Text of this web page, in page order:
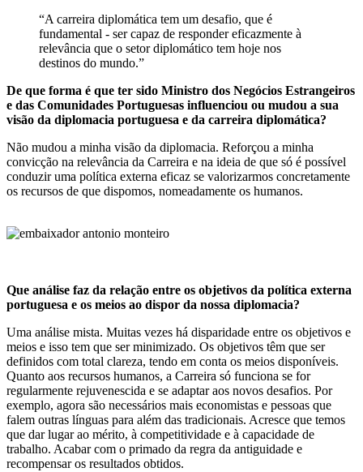
“A carreira diplomática tem um desafio, que é
fundamental - ser capaz de responder eficazmente à
relevância que o setor diplomático tem hoje nos
destinos do mundo.”
De que forma é que ter sido Ministro dos Negócios Estrangeiros
e das Comunidades Portuguesas influenciou ou mudou a sua
visão da diplomacia portuguesa e da carreira diplomática?
Não mudou a minha visão da diplomacia. Reforçou a minha
convicção na relevância da Carreira e na ideia de que só é possível
conduzir uma política externa eficaz se valorizarmos concretamente
os recursos de que dispomos, nomeadamente os humanos.
Que análise faz da relação entre os objetivos da política externa
portuguesa e os meios ao dispor da nossa diplomacia?
Uma análise mista. Muitas vezes há disparidade entre os objetivos e
meios e isso tem que ser minimizado. Os objetivos têm que ser
definidos com total clareza, tendo em conta os meios disponíveis.
Quanto aos recursos humanos, a Carreira só funciona se for
regularmente rejuvenescida e se adaptar aos novos desafios. Por
exemplo, agora são necessários mais economistas e pessoas que
falem outras línguas para além das tradicionais. Acresce que temos
que dar lugar ao mérito, à competitividade e à capacidade de
trabalho. Acabar com o primado da regra da antiguidade e
recompensar os resultados obtidos.